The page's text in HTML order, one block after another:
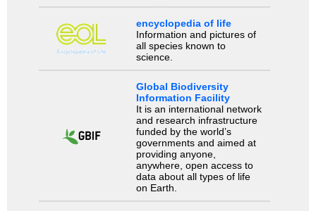
encyclopedia of life
Information and pictures of
all species known to
science.
Global Biodiversity
Information Facility
It is an international network
and research infrastructure
funded by the world’s
governments and aimed at
providing anyone,
anywhere, open access to
data about all types of life
on Earth.